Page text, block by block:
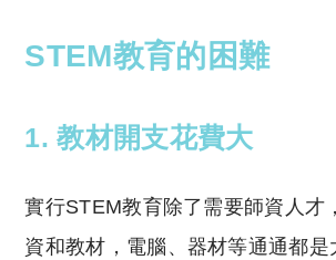
STEM教育的困難
1. 教材開支花費大
實行STEM教育除了需要師資人才
資和教材，電腦、器材等通通都是